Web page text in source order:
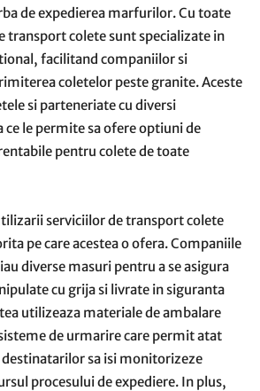
de expedierea marfurilor. Cu toate
transport colete sunt specializate in
facilitand companiilor si
coletelor peste granite. Aceste
si parteneriate cu diversi
le permite sa ofere optiuni de
pentru colete de toate
serviciilor de transport colete
pe care acestea o ofera. Companiile
diverse masuri pentru a se asigura
cu grija si livrate in siguranta
utilizeaza materiale de ambalare
de urmarire care permit atat
sa isi monitorizeze
procesului de expediere. In plus,